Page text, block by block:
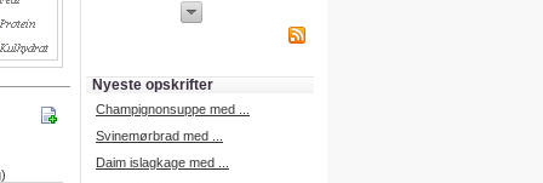
iPhone udvikling
Nyeste opskrifter
Champignonsuppe med ...
Svinemørbrad med ...
Daim islagkage med ...